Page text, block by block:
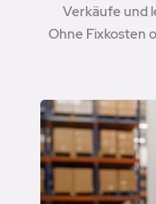
Verkäufe und
Ohne Fixkosten